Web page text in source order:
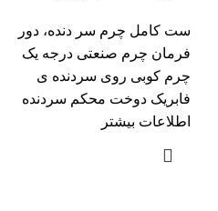
ست کامل چرم سر دنده، دور
فرمان چرم صنعتی درجه یک
چرم کوبی روی سردنده ی
فابریک دوخت محکم سردنده
اطلاعات بیشتر